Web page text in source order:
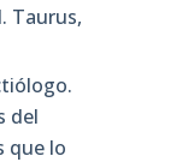
Taurus,
del
que lo